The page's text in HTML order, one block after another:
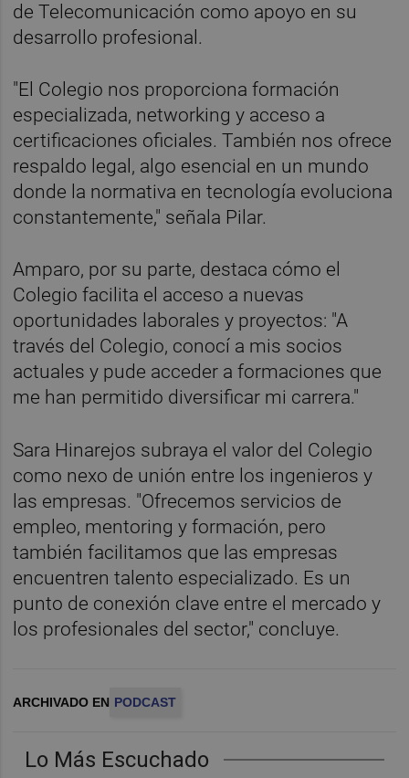
Lo Más Escuchado
de Telecomunicación como apoyo en su
desarrollo profesional.
"El Colegio nos proporciona formación
especializada, networking y acceso a
certificaciones oficiales. También nos ofrece
respaldo legal, algo esencial en un mundo
donde la normativa en tecnología evoluciona
constantemente," señala Pilar.
Amparo, por su parte, destaca cómo el
Colegio facilita el acceso a nuevas
oportunidades laborales y proyectos: "A
través del Colegio, conocí a mis socios
actuales y pude acceder a formaciones que
me han permitido diversificar mi carrera."
Sara Hinarejos subraya el valor del Colegio
como nexo de unión entre los ingenieros y
las empresas. "Ofrecemos servicios de
empleo, mentoring y formación, pero
también facilitamos que las empresas
encuentren talento especializado. Es un
punto de conexión clave entre el mercado y
los profesionales del sector," concluye.
ARCHIVADO EN PODCAST